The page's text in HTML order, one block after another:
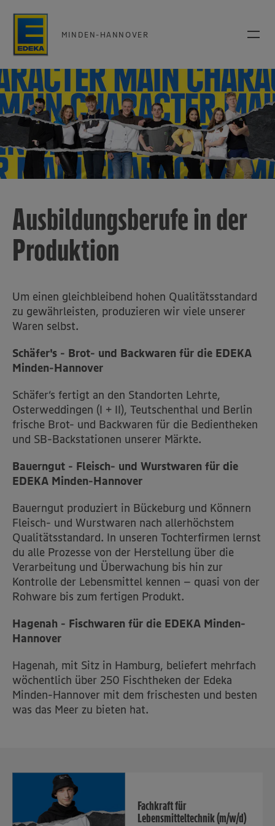
MINDEN-HANNOVER
Ausbildungsberufe in der
Produktion
Um einen gleichbleibend hohen Qualitätsstandard
zu gewährleisten, produzieren wir viele unserer
Waren selbst.
Schäfer's - Brot- und Backwaren für die EDEKA
Minden-Hannover
Schäfer‘s fertigt an den Standorten Lehrte,
Osterweddingen (I + II), Teutschenthal und Berlin
frische Brot- und Backwaren für die Bedientheken
und SB-Backstationen unserer Märkte.
Bauerngut - Fleisch- und Wurstwaren für die
EDEKA Minden-Hannover
Bauerngut produziert in Bückeburg und Könnern
Fleisch- und Wurstwaren nach allerhöchstem
Qualitätsstandard. In unseren Tochterfirmen lernst
du alle Prozesse von der Herstellung über die
Verarbeitung und Überwachung bis hin zur
Kontrolle der Lebensmittel kennen – quasi von der
Rohware bis zum fertigen Produkt.
Hagenah - Fischwaren für die EDEKA Minden-
Hannover
Hagenah, mit Sitz in Hamburg, beliefert mehrfach
wöchentlich über 250 Fischtheken der Edeka
Minden-Hannover mit dem frischesten und besten
was das Meer zu bieten hat.
Fachkraft für
Lebensmitteltechnik (m/w/d)